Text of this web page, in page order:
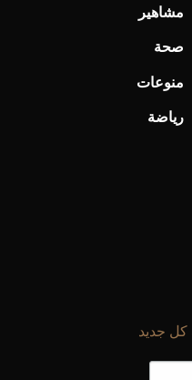
مشاهير
صحة
منوعات
رياضة
كل جديد